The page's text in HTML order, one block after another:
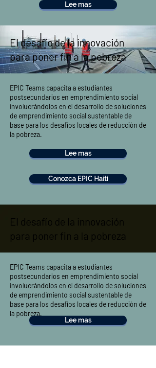
Lee mas
El desafío de la innovación
para poner fin a la pobreza
EPIC Teams capacita a estudiantes
postsecundarios en emprendimiento social
involucrándolos en el desarrollo de soluciones
de emprendimiento social sustentable de
base para los desafíos locales de reducción de
la pobreza.
Lee mas
Conozca EPIC Haití
El desafío de la innovación
para poner fin a la pobreza
EPIC Teams capacita a estudiantes
postsecundarios en emprendimiento social
involucrándolos en el desarrollo de soluciones
de emprendimiento social sustentable de
base para los desafíos locales de reducción de
la pobreza.
Lee mas